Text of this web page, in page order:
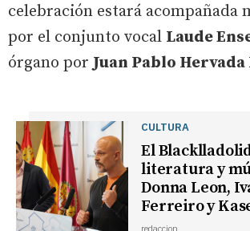
celebración estará acompañada
por el conjunto vocal Laude
órgano por Juan Pablo
CULTURA
El
literatura y
Donna Leon,
Ferreiro y
redaccion